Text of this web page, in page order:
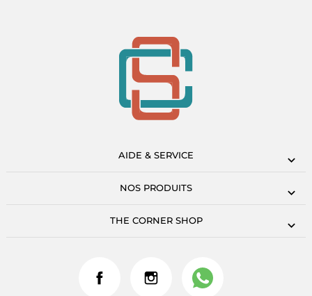
AIDE & SERVICE
NOS PRODUITS
THE CORNER SHOP